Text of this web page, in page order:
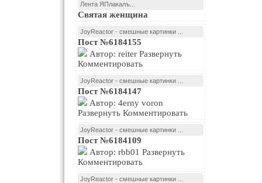
Лента ЯПлакалъ...
Святая женщина
JoyReactor - смешные картинки ...
Пост №6184155
Комментировать
JoyReactor - смешные картинки ...
Пост №6184147
Развернуть Комментировать
JoyReactor - смешные картинки ...
Пост №6184109
Комментировать
JoyReactor - смешные картинки ...